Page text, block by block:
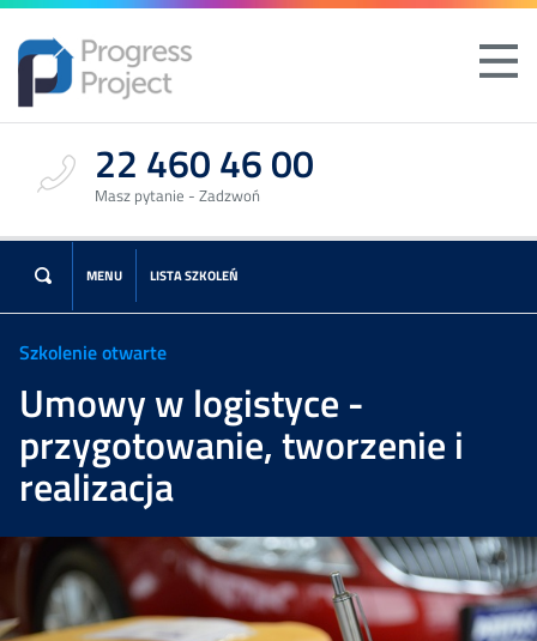
22 460 46 00
Masz pytanie - Zadzwoń
MENU LISTA SZKOLEŃ
Szkolenie otwarte
Umowy w logistyce -
przygotowanie, tworzenie i
realizacja